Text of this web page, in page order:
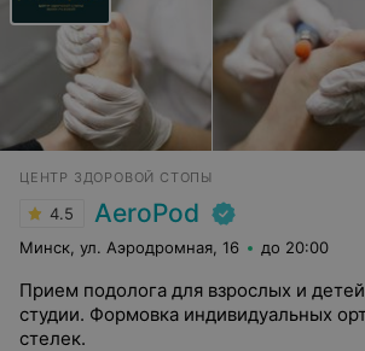
ЦЕНТР ЗДОРОВОЙ СТОПЫ
4.5 AeroPod
Минск, ул. Аэродромная, 16 до 20:00
Прием подолога для взрослых и
студии. Формовка индивидуальных
стелек.